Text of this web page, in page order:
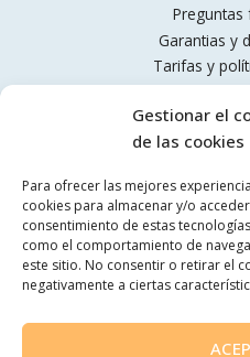
Gestionar el
de las cookies
Para ofrecer las mejores
cookies para almacenar y/o
consentimiento de estas
como el comportamiento de
este sitio. No consentir o retirar el
negativamente a ciertas
Preguntas
Garantias y
Tarifas y
93